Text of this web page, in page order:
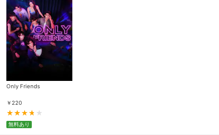
Only Friends
￥ 220
無料あり